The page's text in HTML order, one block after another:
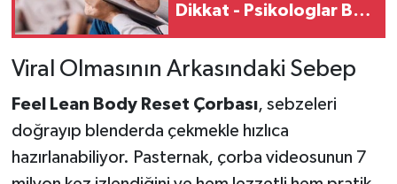
Dikkat - Psikologlar Bu
Viral Olmasının Arkasındaki Sebep
Feel Lean Body Reset Çorbası, sebzeleri
doğrayıp blenderda çekmekle hızlıca
hazırlanabiliyor. Pasternak, çorba videosunun 7